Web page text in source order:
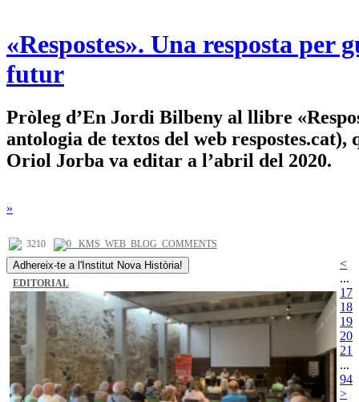
«Respostes». Una resposta per
futur
Pròleg d’En Jordi Bilbeny al llibre
antologia de textos del web respostes.cat),
Oriol Jorba va editar a l’abril del 2020.
»
3210 0 _KMS_WEB_BLOG_COMMENTS
<
...
17
18
19
20
21
...
94
>
Adhereix-te a l'Institut Nova Història!
EDITORIAL